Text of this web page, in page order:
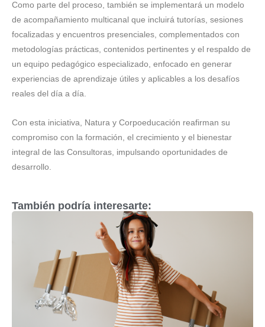
Como parte del proceso, también se implementará un modelo
de acompañamiento multicanal que incluirá tutorías, sesiones
focalizadas y encuentros presenciales, complementados con
metodologías prácticas, contenidos pertinentes y el respaldo de
un equipo pedagógico especializado, enfocado en generar
experiencias de aprendizaje útiles y aplicables a los desafíos
reales del día a día.
Con esta iniciativa, Natura y Corpoeducación reafirman su
compromiso con la formación, el crecimiento y el bienestar
integral de las Consultoras, impulsando oportunidades de
desarrollo.
También podría interesarte: